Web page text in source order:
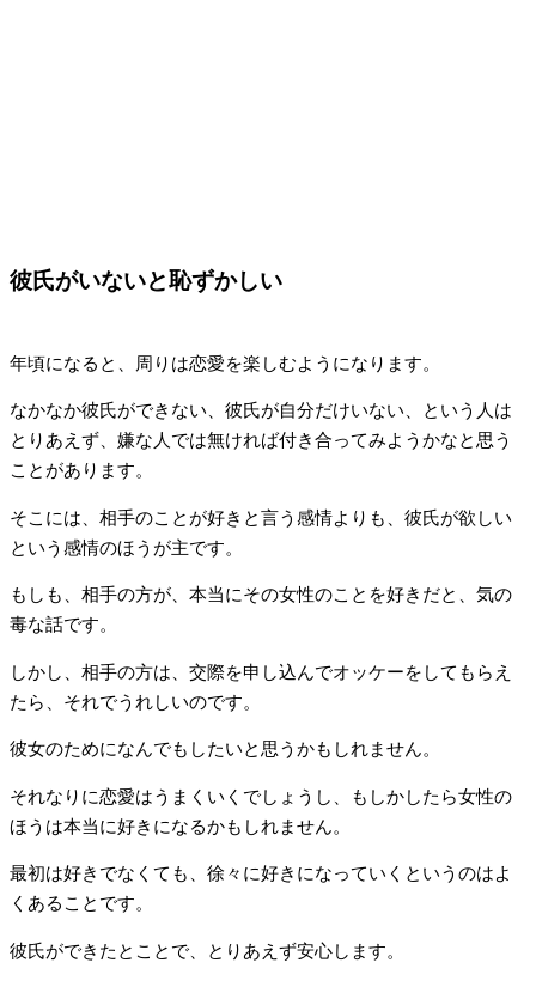
彼氏がいないと恥ずかしい
年頃になると、周りは恋愛を楽しむようになります。
なかなか彼氏ができない、彼氏が自分だけいない、という人は
とりあえず、嫌な人では無ければ付き合ってみようかなと思う
ことがあります。
そこには、相手のことが好きと言う感情よりも、彼氏が欲しい
という感情のほうが主です。
もしも、相手の方が、本当にその女性のことを好きだと、気の
毒な話です。
しかし、相手の方は、交際を申し込んでオッケーをしてもらえ
たら、それでうれしいのです。
彼女のためになんでもしたいと思うかもしれません。
それなりに恋愛はうまくいくでしょうし、もしかしたら女性の
ほうは本当に好きになるかもしれません。
最初は好きでなくても、徐々に好きになっていくというのはよ
くあることです。
彼氏ができたとことで、とりあえず安心します。